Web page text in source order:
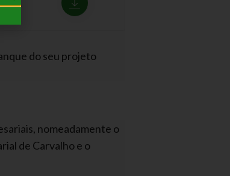
do seu projeto
nomeadamente o
de Carvalho e o